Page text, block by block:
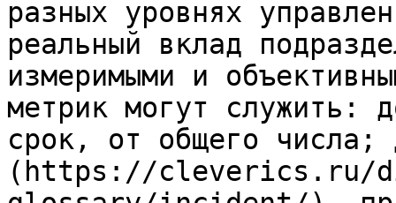
разных уровнях
реальный вклад
измеримыми и
метрик могут служить:
срок, от общего числа;
(https://cleverics.ru/